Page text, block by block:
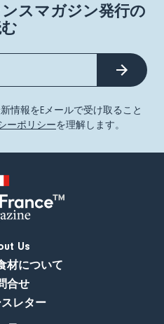
スマガジン発行の
情報をEメールで受け取ること
ーポリシーを理解します。
Us
材について
合せ
レター